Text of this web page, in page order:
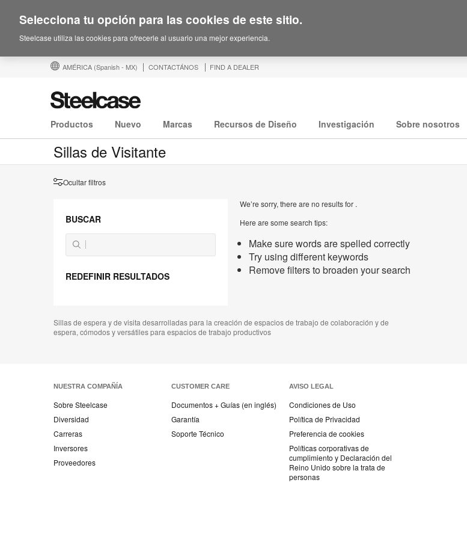
AMÉRICA (Spanish - MX) CONTACTÁNOS FIND A DEALER
Productos Nuevo Marcas Recursos de Diseño Investigación Sobre nosotros
Sillas de Visitante
Ocultar filtros
BUSCAR
REDEFINIR RESULTADOS
We’re sorry, there are no results for .
Here are some search tips:
Make sure words are spelled correctly
Try using different keywords
Remove filters to broaden your search
Sillas de espera y de visita desarrolladas para la creación de espacios de trabajo de colaboración y de
espera, cómodos y versátiles para espacios de trabajo productivos
NUESTRA COMPAÑÍA
Sobre Steelcase
Diversidad
Carreras
Inversores
Proveedores
CUSTOMER CARE
Documentos + Guías (en inglés)
Garantía
Soporte Técnico
AVISO LEGAL
Condiciones de Uso
Política de Privacidad
Preferencia de cookies
Políticas corporativas de
cumplimiento y Declaración del
Reino Unido sobre la trata de
personas
Selecciona tu opción para las cookies de este sitio.
Steelcase utiliza las cookies para ofrecerle al usuario una mejor experiencia.